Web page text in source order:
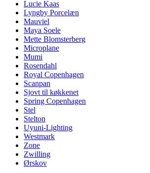
Lucie Kaas
Lyngby Porcelæn
Mauviel
Maya Soele
Mette Blomsterberg
Microplane
Mumi
Rosendahl
Royal Copenhagen
Scanpan
Sjovt til køkkenet
Spring Copenhagen
Stel
Stelton
Uyuni-Lighting
Westmark
Zone
Zwilling
Ørskov